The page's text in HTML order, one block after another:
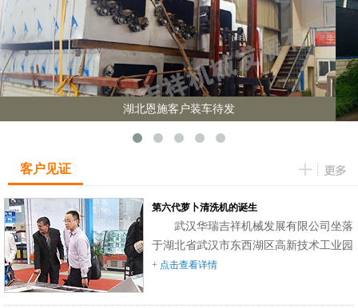
湖北恩施客户装车待发
客户见证
第六代萝卜清洗机的诞生
武汉华瑞吉祥机械发展有限公司坐落
于湖北省武汉市东西湖区高新技术工业园
台商投资区。是集科研、制造，销售和服
洗机，萝卜切条、切丁机，萝卜田间运输
+ 点击查看详情